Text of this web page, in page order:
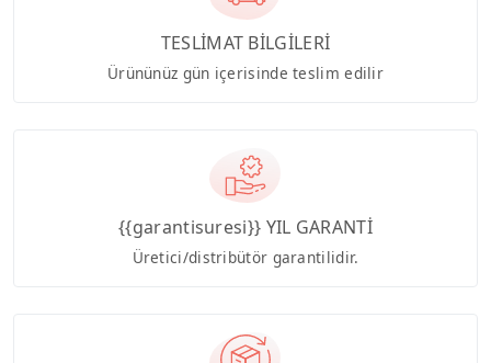
TESLİMAT BİLGİLERİ
Ürününüz gün içerisinde teslim edilir
{{garantisuresi}} YIL GARANTİ
Üretici/distribütör garantilidir.